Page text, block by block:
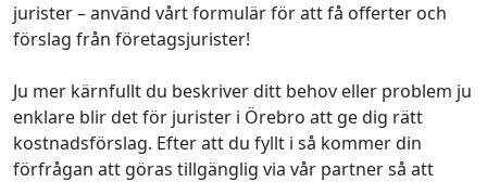
jurister – använd vårt formulär för att få offerter och
förslag från företagsjurister!
Ju mer kärnfullt du beskriver ditt behov eller problem ju
enklare blir det för jurister i Örebro att ge dig rätt
kostnadsförslag. Efter att du fyllt i så kommer din
förfrågan att göras tillgänglig via vår partner så att